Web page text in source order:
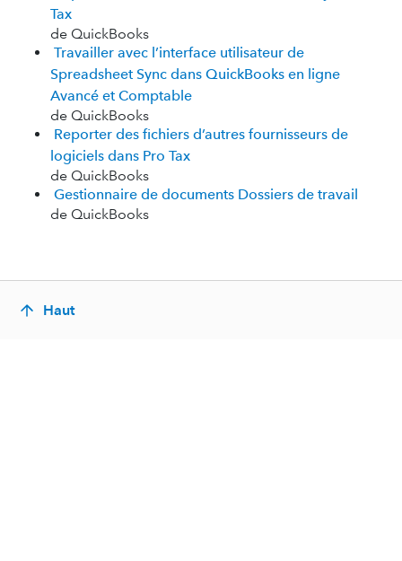
Tax
de QuickBooks
Travailler avec l’interface utilisateur de
Spreadsheet Sync dans QuickBooks en ligne
Avancé et Comptable
de QuickBooks
Reporter des fichiers d’autres fournisseurs de
logiciels dans Pro Tax
de QuickBooks
Gestionnaire de documents Dossiers de travail
de QuickBooks
Haut